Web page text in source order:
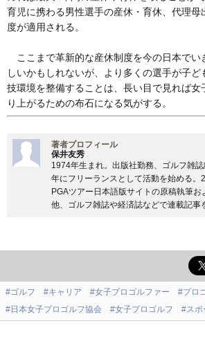
育児に携わる男性選手の産休・育休、代理母
度が適用される。
ここまで革新的な産休制度を今の日本でい
しいかもしれないが、より多くの選手が子ど
技環境を整備することは、長い目で見れば女
り上がるための布石になる気がする。
著者プロフィール
保井友秀
1974年生まれ。出版社勤務、ゴルフ雑
年にフリーランスとして活動を始める
PGAツアー日本語版サイトの原稿執筆
他、ゴルフ雑誌や経済誌などで連載記事
#ゴルフ #キャリア #女子プロゴルファー
#プロ
#日本女子プロゴルフ協会
#女子プロゴルフ #スポ